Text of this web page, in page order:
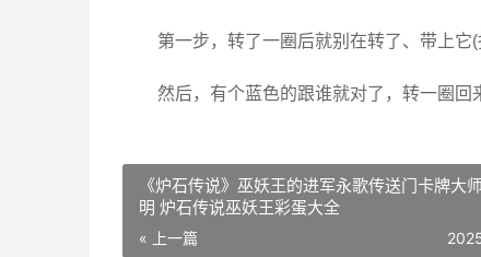
第一步，转了一圈后就别在转了、带上
然后，有个蓝色的跟谁就对了，转一圈回
《炉石传说》巫妖王的进军永歌传送门卡牌大
明 炉石传说巫妖王彩蛋大全
« 上一篇